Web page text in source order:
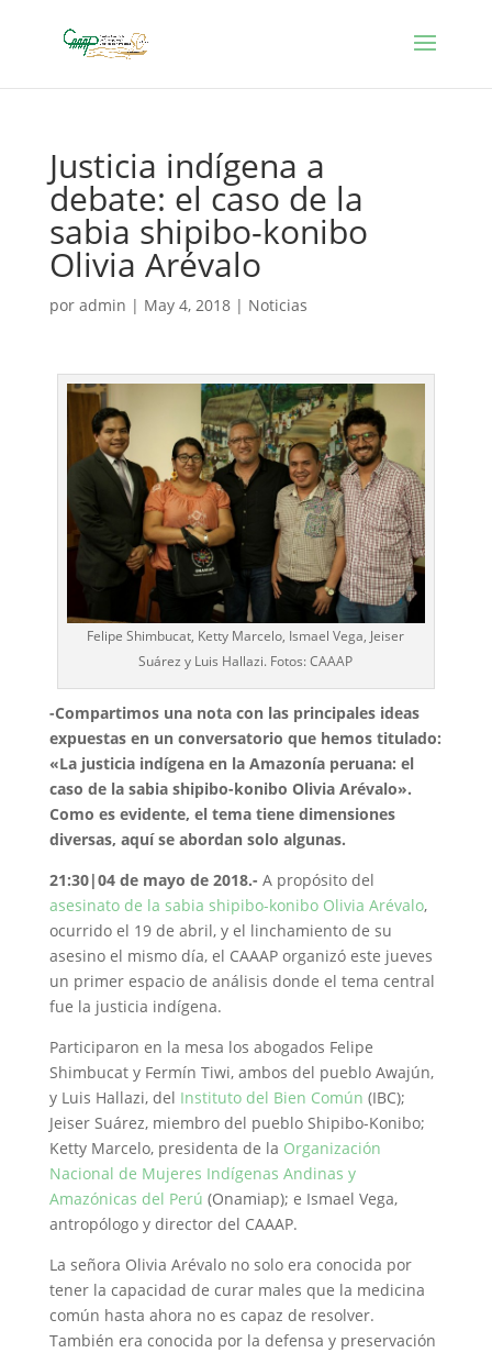
Justicia indígena a
debate: el caso de la
sabia shipibo-konibo
Olivia Arévalo
por admin | May 4, 2018| Noticias
Felipe Shimbucat, Ketty Marcelo, Ismael Vega, Jeiser
Suárez y Luis Hallazi. Fotos: CAAAP
-Compartimos una nota con las principales ideas
expuestas en un conversatorio que hemos titulado:
«La justicia indígena en la Amazonía peruana: el
caso de la sabia shipibo-konibo Olivia Arévalo».
Como es evidente, el tema tiene dimensiones
diversas, aquí se abordan solo algunas.
21:30|04 de mayo de 2018.- A propósito del
asesinato de la sabia shipibo-konibo Olivia Arévalo,
ocurrido el 19 de abril, y el linchamiento de su
asesino el mismo día, el CAAAP organizó este jueves
un primer espacio de análisis donde el tema central
fue la justicia indígena.
Participaron en la mesa los abogados Felipe
Shimbucat y Fermín Tiwi, ambos del pueblo Awajún,
y Luis Hallazi, del Instituto del Bien Común (IBC);
Jeiser Suárez, miembro del pueblo Shipibo-Konibo;
Ketty Marcelo, presidenta de la Organización
Nacional de Mujeres Indígenas Andinas y
Amazónicas del Perú (Onamiap); e Ismael Vega,
antropólogo y director del CAAAP.
La señora Olivia Arévalo no solo era conocida por
tener la capacidad de curar males que la medicina
común hasta ahora no es capaz de resolver.
También era conocida por la defensa y preservación